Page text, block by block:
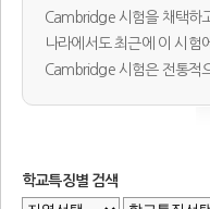
Cambridge 시험을 채택하
나라에서도 최근에 이 시험
Cambridge 시험은 전통적
은 시험관과 대개 2명의
로 평가 받게 됩니다. 시험
고 바로 시험을 볼 수 있는
학교특징별 검색